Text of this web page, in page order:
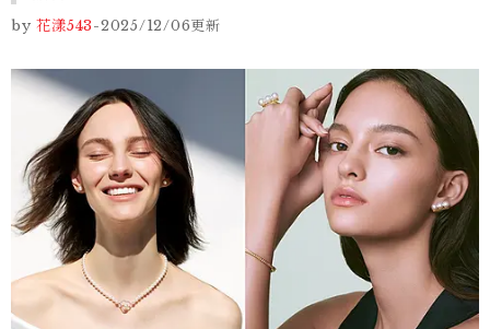
by 花漾543-2025/12/06更新